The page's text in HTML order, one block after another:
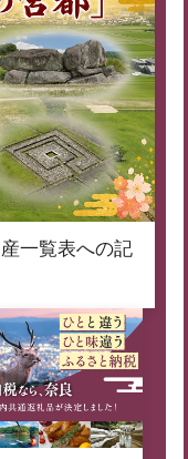
一覧表への記